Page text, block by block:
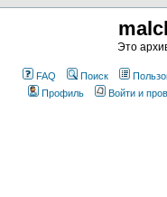
Это
FAQ Поиск
Профиль
Войти и